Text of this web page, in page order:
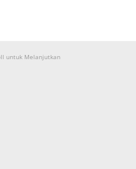
untuk Melanjutkan